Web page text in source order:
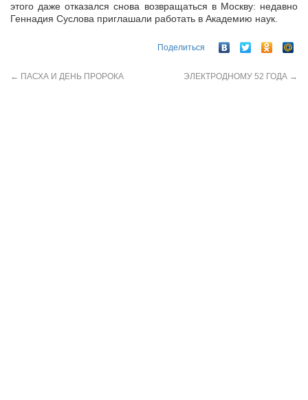
этого даже отказался снова возвращаться в Москву: недавно
Геннадия Суслова приглашали работать в Академию наук.
Поделиться
← ПАСХА И ДЕНЬ ПРОРОКА ЭЛЕКТРОДНОМУ 52 ГОДА →